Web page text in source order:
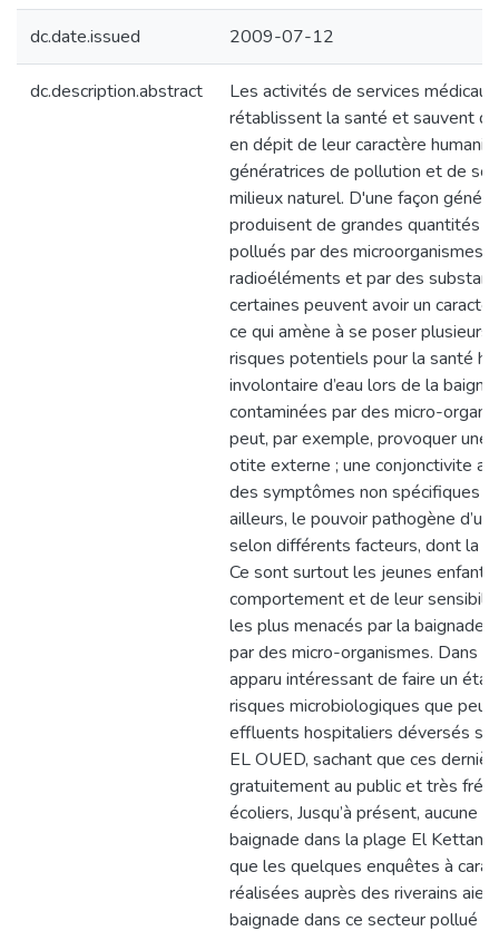
dc.date.issued 2009-07-12
dc.description.abstract
Les activités de services
rétablissent la santé et sauvent
en dépit de leur caractère
génératrices de pollution et de
milieux naturel. D'une façon
produisent de grandes quantités
pollués par des microorganismes
radioéléments et par des
certaines peuvent avoir un
ce qui amène à se poser plusieurs
risques potentiels pour la santé
involontaire d’eau lors de la
contaminées par des micro-
peut, par exemple, provoquer
otite externe ; une conjonctivite
des symptômes non spécifiques
ailleurs, le pouvoir pathogène
selon différents facteurs, dont la
Ce sont surtout les jeunes enfants
comportement et de leur
les plus menacés par la baignade
par des micro-organismes. Dans
apparu intéressant de faire un
risques microbiologiques que
effluents hospitaliers déversés
EL OUED, sachant que ces
gratuitement au public et très
écoliers, Jusqu’à présent, aucune
baignade dans la plage El Kettani
que les quelques enquêtes à
réalisées auprès des riverains
baignade dans ce secteur pollué